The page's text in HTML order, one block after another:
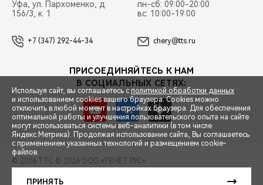
СПЕЦПРЕДЛОЖЕНИЯ
ЗАПИСЬ НА ТЕСТ-ДРАЙВ
Уфа, ул. Пархоменко, д.
156/3, к. 1
пн-сб: 09:00-20:00
вс: 10:00-19:00
+7 (347) 292-44-34 chery@tts.ru
ПРИСОЕДИНЯЙТЕСЬ К НАМ
В СОЦИАЛЬНЫХ СЕТЯХ:
© 2026 ТТС © 2026 ООО «ТЕНЕТ РУС»
Используя сайт, вы соглашаетесь с политикой обработки данных
и использованием cookies вашего браузера. Cookies можно
отключить в любой момент в настройках браузера. Для обеспечения
оптимальной работы и улучшения пользовательского опыта на сайте
могут использоваться системы веб-аналитики (в том числе
Яндекс.Метрика). Продолжая использование сайта, Вы соглашаетесь
с применением указанных технологий и размещением cookie-
файлов.
ПРИНЯТЬ